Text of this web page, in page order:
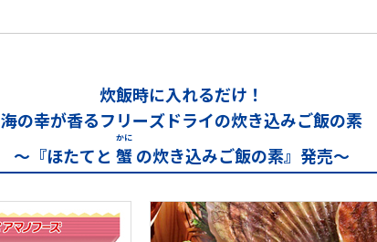
炊飯時に入れるだけ！
海の幸が香るフリーズドライの炊き込みご飯の素
～『ほたてと 蟹
かに
の炊き込みご飯の素』発売～